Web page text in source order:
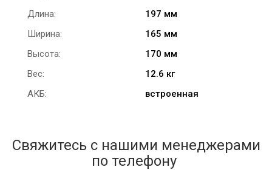
Длина:
197 мм
Ширина:
165 мм
Высота:
170 мм
Вес:
12.6 кг
АКБ:
встроенная
Свяжитесь с нашими менеджерами
по телефону